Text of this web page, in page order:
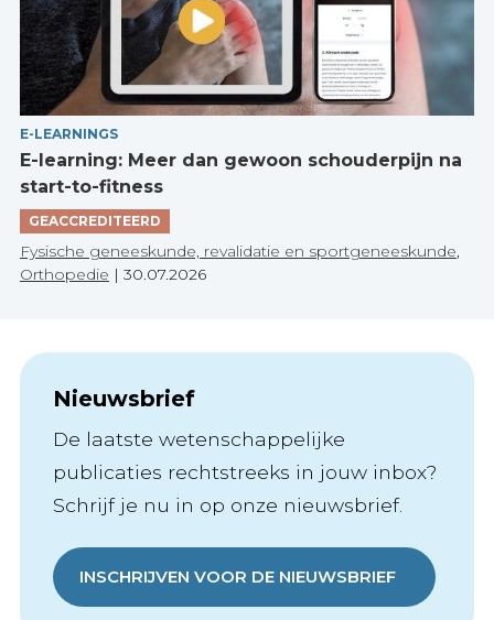
E-LEARNINGS
E-learning: Meer dan gewoon schouderpijn na
start-to-fitness
GEACCREDITEERD
Fysische geneeskunde, revalidatie en sportgeneeskunde
Orthopedie | 30.07.2026
Nieuwsbrief
De laatste wetenschappelijke
publicaties rechtstreeks in jouw inbox?
Schrijf je nu in op onze nieuwsbrief.
INSCHRIJVEN VOOR DE NIEUWSBRIEF